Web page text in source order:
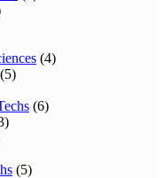
(4)
(5)
(6)
(5)